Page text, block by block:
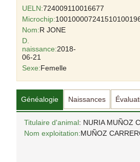
UELN:724009110016677
Microchip:
Nom:R JONE
D.
naissance:2018-
06-21
Sexe:Femelle
Généalogie Naissances
Titulaire d'animal: NURIA MUÑOZ
Nom exploitation:MUÑOZ